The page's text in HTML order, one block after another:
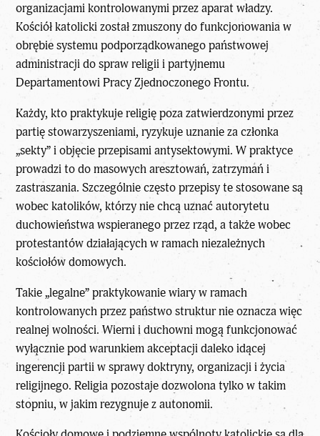
organizacjami kontrolowanymi przez aparat władzy.
Kościół katolicki został zmuszony do funkcjonowania w
obrębie systemu podporządkowanego państwowej
administracji do spraw religii i partyjnemu
Departamentowi Pracy Zjednoczonego Frontu.
Każdy, kto praktykuje religię poza zatwierdzonymi przez
partię stowarzyszeniami, ryzykuje uznanie za członka
„sekty” i objęcie przepisami antysektowymi. W praktyce
prowadzi to do masowych aresztowań, zatrzymań i
zastraszania. Szczególnie często przepisy te stosowane są
wobec katolików, którzy nie chcą uznać autorytetu
duchowieństwa wspieranego przez rząd, a także wobec
protestantów działających w ramach niezależnych
kościołów domowych.
Takie „legalne” praktykowanie wiary w ramach
kontrolowanych przez państwo struktur nie oznacza więc
realnej wolności. Wierni i duchowni mogą funkcjonować
wyłącznie pod warunkiem akceptacji daleko idącej
ingerencji partii w sprawy doktryny, organizacji i życia
religijnego. Religia pozostaje dozwolona tylko w takim
stopniu, w jakim rezygnuje z autonomii.